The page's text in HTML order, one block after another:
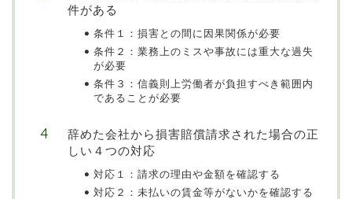
件がある
条件１：損害との間に因果関係が必要
条件２：業務上のミスや事故には重大な過失
が必要
条件３：信義則上労働者が負担すべき範囲内
であることが必要
辞めた会社から損害賠償請求された場合の正
しい４つの対応
対応１：請求の理由や金額を確認する
対応２：未払いの賃金等がないかを確認する